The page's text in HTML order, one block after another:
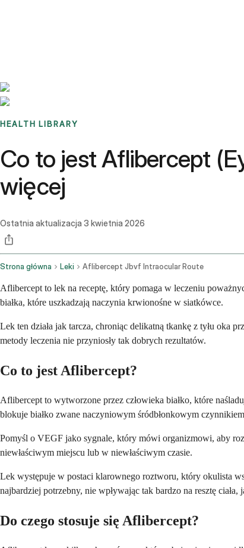
HEALTH LIBRARY
Co to jest Aflibercept
więcej
Ostatnia aktualizacja 3 kwietnia 2026
Strona główna Leki Aflibercept Jbvf Intraocular Route
Aflibercept to lek na receptę, który pomaga w leczeniu
białka, które uszkadzają naczynia krwionośne w siatkówce.
Lek ten działa jak tarcza, chroniąc delikatną tkankę z tyłu oka
metody leczenia nie przyniosły tak dobrych rezultatów.
Co to jest Aflibercept?
Aflibercept to wytworzone przez człowieka białko, które
blokuje białko zwane naczyniowym śródbłonkowym
Pomyśl o VEGF jako sygnale, który mówi organizmowi, aby
niewłaściwym miejscu lub w niewłaściwym czasie.
Lek występuje w postaci klarownego roztworu, który okulista
najbardziej potrzebny, nie wpływając tak bardzo na resztę
Do czego stosuje się Aflibercept?